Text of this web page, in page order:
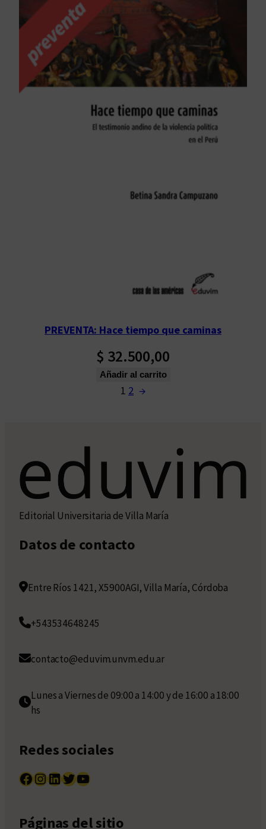
PREVENTA: Hace tiempo que caminas
$ 32.500,00
Añadir al carrito
1 2 →
Editorial Universitaria de Villa María
Datos de contacto
Entre Ríos 1421, X5900AGI, Villa María, Córdoba
+543534648245
contacto@eduvim.unvm.edu.ar
Lunes a Viernes de 09:00 a 14:00 y de 16:00 a 18:00
hs
Redes sociales
Facebook InstagramLinkedIn Twitter YouTube
Páginas del sitio